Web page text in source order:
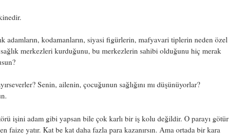
adamların, kodamanların, siyasi figürlerin, mafyavari tiplerin neden özel
sağlık merkezleri kurduğunu, bu merkezlerin sahibi olduğunu hiç merak
Senin, ailenin, çocuğunun sağlığını mı düşünüyorlar?
işini adam gibi yapsan bile çok karlı bir iş kolu değildir. O parayı götür
faize yatır. Kat be kat daha fazla para kazanırsın. Ama ortada bir kara